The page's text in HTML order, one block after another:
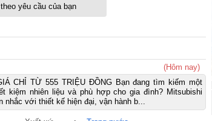
yêu cầu của bạn
(Hôm nay)
CHỈ TỪ 555 TRIỆU ĐỒNG Bạn đang tìm kiếm một
kiệm nhiên liệu và phù hợp cho gia đình? Mitsubishi
nhắc với thiết kế hiện đại, vận hành b...